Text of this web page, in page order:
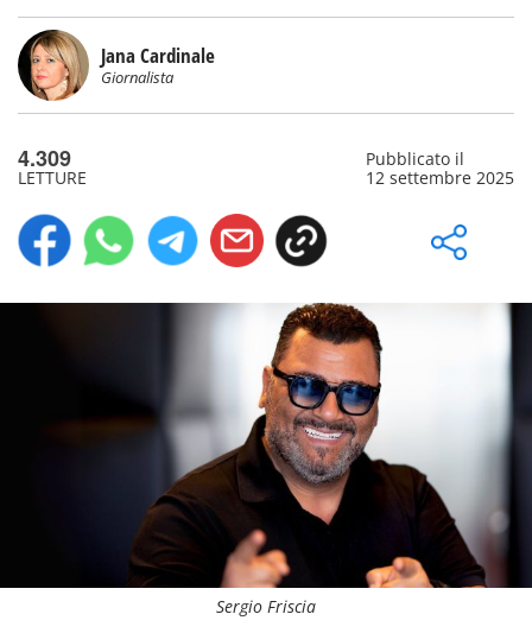
Jana Cardinale
Giornalista
4.309
LETTURE
Pubblicato il
12 settembre 2025
Sergio Friscia